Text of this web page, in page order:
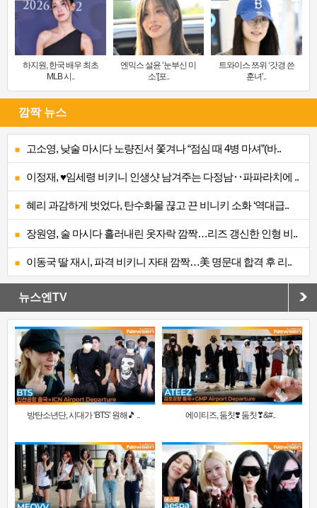
하지원, 한국 배우 최초
MLB 시..
엔믹스 설윤 ‘눈부신 미
소’[포..
트와이스 쯔위 ‘갓경 쓴
훈녀’..
깜짝 뉴스
고소영, 낮술 마시다 노량진서 쫓겨나 “점심 때 4병 마셔”(바..
이정재, ♥임세령 비키니 인생샷 남겨주는 다정남‥파파라치에 ..
혜리 과감하게 벗었다, 탄수화물 끊고 끈 비니키 소화 ‘역대급..
장원영, 술 마시다 흘러내린 옷자락 깜짝…리즈 갱신한 인형 비..
이동국 딸 재시, 파격 비키니 자태 깜짝…美 명문대 합격 후 리..
뉴스엔TV
방탄소년단, 시대가 ‘BTS’ 원해🎵 .. 에이티즈, 둠칫❣️ 둠칫❣&#..